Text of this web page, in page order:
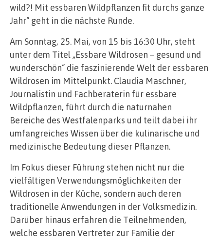
wild?! Mit essbaren Wildpflanzen fit durchs ganze
Jahr“ geht in die nächste Runde.
Am Sonntag, 25. Mai, von 15 bis 16:30 Uhr, steht
unter dem Titel „Essbare Wildrosen – gesund und
wunderschön“ die faszinierende Welt der essbaren
Wildrosen im Mittelpunkt. Claudia Maschner,
Journalistin und Fachberaterin für essbare
Wildpflanzen, führt durch die naturnahen
Bereiche des Westfalenparks und teilt dabei ihr
umfangreiches Wissen über die kulinarische und
medizinische Bedeutung dieser Pflanzen.
Im Fokus dieser Führung stehen nicht nur die
vielfältigen Verwendungsmöglichkeiten der
Wildrosen in der Küche, sondern auch deren
traditionelle Anwendungen in der Volksmedizin.
Darüber hinaus erfahren die Teilnehmenden,
welche essbaren Vertreter zur Familie der